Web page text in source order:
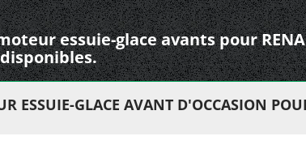
essuie-glace avants pour
ESSUIE-GLACE AVANT D'OCCASION